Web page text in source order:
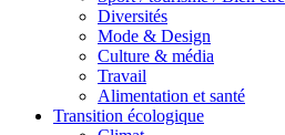
Diversités
Mode & Design
Culture & média
Travail
Alimentation et santé
Transition écologique